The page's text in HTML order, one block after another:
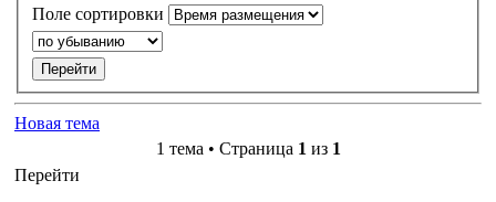
Поле сортировки
Новая тема
1 тема • Страница 1 из 1
Перейти